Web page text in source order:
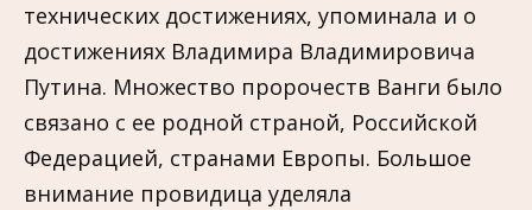
технических достижениях, упоминала и о
достижениях Владимира Владимировича
Путина. Множество пророчеств Ванги было
связано с ее родной страной, Российской
Федерацией, странами Европы. Большое
внимание провидица уделяла